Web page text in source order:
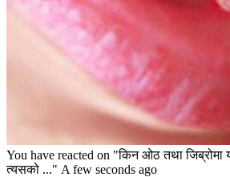
You have reacted on "किन ओठ तथा
त्यसको ..." A few seconds ago